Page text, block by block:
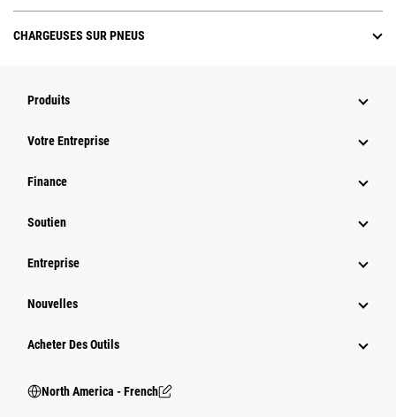
CHARGEUSES SUR PNEUS
Produits
Votre Entreprise
Finance
Soutien
Entreprise
Nouvelles
Acheter Des Outils
North America - French